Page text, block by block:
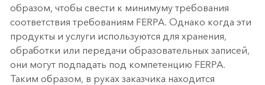
образом, чтобы свести к минимуму требования
соответствия требованиям FERPA. Однако когда эти
продукты и услуги используются для хранения,
обработки или передачи образовательных записей,
они могут подпадать под компетенцию FERPA.
Таким образом, в руках заказчика находится